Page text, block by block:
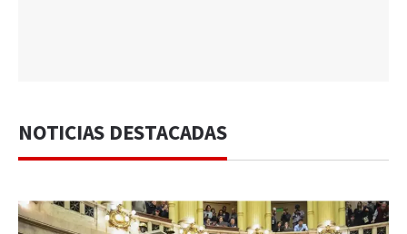
NOTICIAS DESTACADAS